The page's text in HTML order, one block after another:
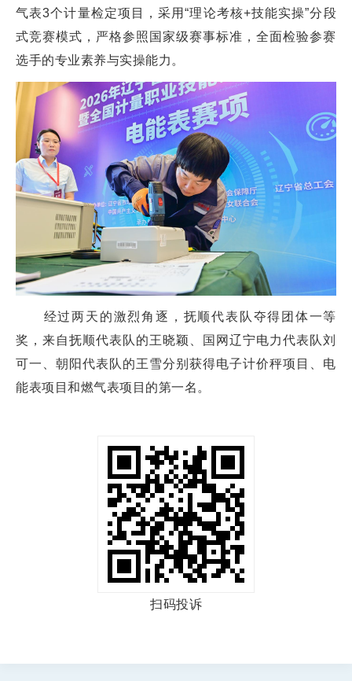
气表3个计量检定项目，采用“理论考核+技能实操”分段
式竞赛模式，严格参照国家级赛事标准，全面检验参赛
选手的专业素养与实操能力。
经过两天的激烈角逐，抚顺代表队夺得团体一等
奖，来自抚顺代表队的王晓颖、国网辽宁电力代表队刘
可一、朝阳代表队的王雪分别获得电子计价秤项目、电
能表项目和燃气表项目的第一名。
扫码投诉